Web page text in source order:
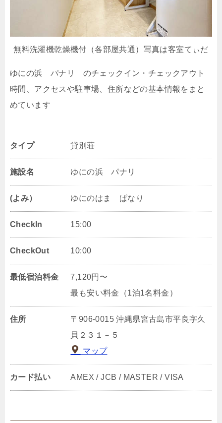
無料洗濯機乾燥機付（各部屋共通）写真は客室てぃだ
ゆにの浜 パナリ のチェックイン・チェックアウト
時間、アクセスや駐車場、住所などの基本情報をまと
めています
タイプ 貸別荘
施設名 ゆにの浜 パナリ
(よみ） ゆにのはま ぱなり
CheckIn 15:00
CheckOut 10:00
最低宿泊料金
7,120円〜
最も安い料金（1泊1名料金）
住所
〒906-0015 沖縄県宮古島市平良字久
貝２３１－５
マップ
カード払い AMEX / JCB / MASTER / VISA